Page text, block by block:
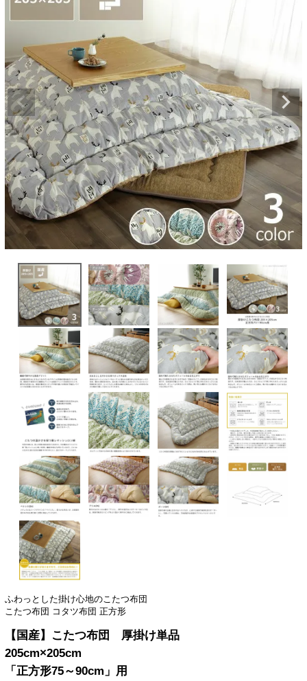
ふわっとした掛け心地のこたつ布団
こたつ布団 コタツ布団 正方形
【国産】こたつ布団 厚掛け単品
205cm×205cm
「正方形75～90cm」用